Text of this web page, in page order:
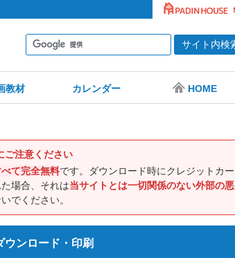
教材 カレンダー HOME
ご注意ください
て完全無料です。ダウンロード時にクレジットカー
場合、それは当サイトとは一切関係のない外部の悪
でください。
ンロード・印刷